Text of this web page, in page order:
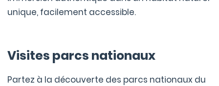
unique, facilement accessible.
Visites parcs nationaux
Partez à la découverte des parcs nationaux du